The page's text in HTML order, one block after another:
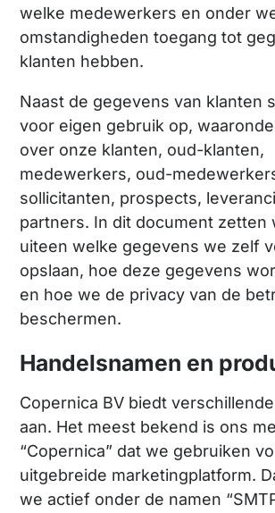
welke medewerkers en onder
omstandigheden toegang tot
klanten hebben.
Naast de gegevens van klanten
voor eigen gebruik op,
over onze klanten, oud-klanten,
medewerkers, oud-
sollicitanten, prospects,
partners. In dit document zetten
uiteen welke gegevens we zelf
opslaan, hoe deze gegevens
en hoe we de privacy van de
beschermen.
Handelsnamen en
Copernica BV biedt
aan. Het meest bekend is ons
“Copernica” dat we gebruiken
uitgebreide marketingplatform.
we actief onder de namen